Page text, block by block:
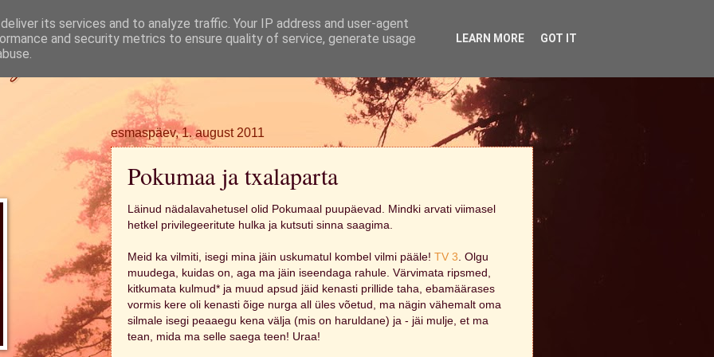
esmaspäev, 1. august 2011
Pokumaa ja txalaparta
Läinud nädalavahetusel olid Pokumaal puupäevad. Mindki arvati viimasel
hetkel privilegeeritute hulka ja kutsuti sinna saagima.
Meid ka vilmiti, isegi mina jäin uskumatul kombel vilmi pääle! TV 3 . Olgu
muudega, kuidas on, aga ma jäin iseendaga rahule. Värvimata ripsmed,
kitkumata kulmud* ja muud apsud jäid kenasti prillide taha, ebamäärases
vormis kere oli kenasti õige nurga all üles võetud, ma nägin vähemalt oma
silmale isegi peaaegu kena välja (mis on haruldane) ja - jäi mulje, et ma
tean, mida ma selle saega teen! Uraa!
its services and to analyze traffic. Your IP address and user-agent
and security metrics to ensure quality of service, generate usage
LEARN MORE GOT IT